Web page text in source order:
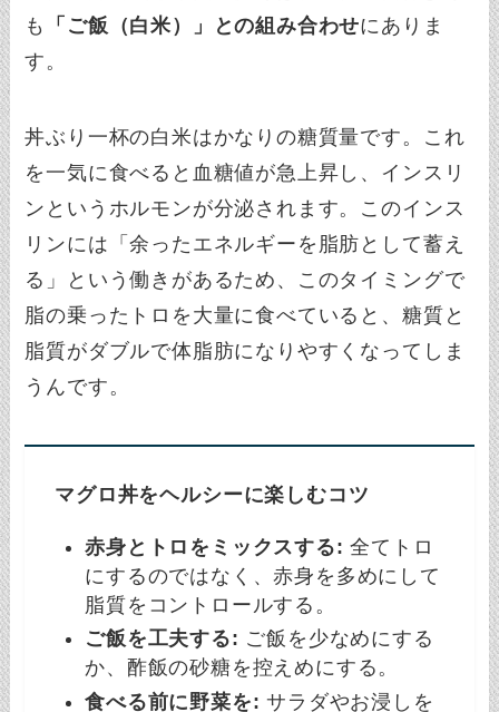
も
「ご飯（白米）」との組み合わせにありま
す。
丼ぶり一杯の白米はかなりの糖質量です。これ
を一気に食べると血糖値が急上昇し、インスリ
ンというホルモンが分泌されます。このインス
リンには「余ったエネルギーを脂肪として蓄え
る」という働きがあるため、このタイミングで
脂の乗ったトロを大量に食べていると、糖質と
脂質がダブルで体脂肪になりやすくなってしま
うんです。
マグロ丼をヘルシーに楽しむコツ
赤身とトロをミックスする: 全てトロ
にするのではなく、赤身を多めにして
脂質をコントロールする。
ご飯を工夫する: ご飯を少なめにする
か、酢飯の砂糖を控えめにする。
食べる前に野菜を: サラダやお浸しを